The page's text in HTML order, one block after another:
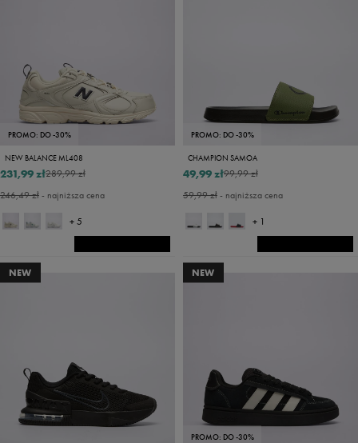
PROMO: DO -30%
NEW BALANCE ML408
289,99 zł
231,99 zł
246,49 zł- najniższa cena
+ 5
PROMO: DO -30%
CHAMPION SAMOA
99,99 zł
49,99 zł
59,99 zł- najniższa cena
+ 1
NEW NEW
PROMO: DO -30%